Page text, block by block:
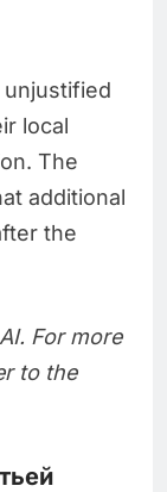
local
The
additional
the
For more
to the